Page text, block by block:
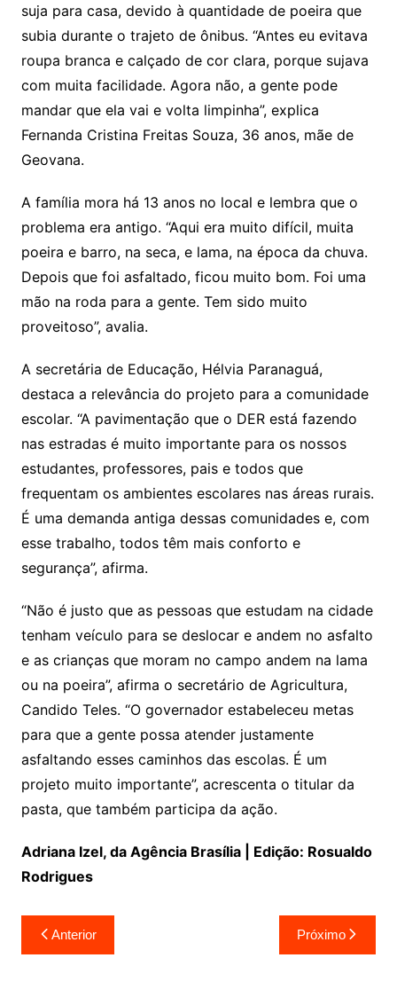
suja para casa, devido à quantidade de poeira que
subia durante o trajeto de ônibus. “Antes eu evitava
roupa branca e calçado de cor clara, porque sujava
com muita facilidade. Agora não, a gente pode
mandar que ela vai e volta limpinha”, explica
Fernanda Cristina Freitas Souza, 36 anos, mãe de
Geovana.
A família mora há 13 anos no local e lembra que o
problema era antigo. “Aqui era muito difícil, muita
poeira e barro, na seca, e lama, na época da chuva.
Depois que foi asfaltado, ficou muito bom. Foi uma
mão na roda para a gente. Tem sido muito
proveitoso”, avalia.
A secretária de Educação, Hélvia Paranaguá,
destaca a relevância do projeto para a comunidade
escolar. “A pavimentação que o DER está fazendo
nas estradas é muito importante para os nossos
estudantes, professores, pais e todos que
frequentam os ambientes escolares nas áreas rurais.
É uma demanda antiga dessas comunidades e, com
esse trabalho, todos têm mais conforto e
segurança”, afirma.
“Não é justo que as pessoas que estudam na cidade
tenham veículo para se deslocar e andem no asfalto
e as crianças que moram no campo andem na lama
ou na poeira”, afirma o secretário de Agricultura,
Candido Teles. “O governador estabeleceu metas
para que a gente possa atender justamente
asfaltando esses caminhos das escolas. É um
projeto muito importante”, acrescenta o titular da
pasta, que também participa da ação.
Adriana Izel, da Agência Brasília | Edição: Rosualdo
Rodrigues
Navegação
de
Anterior Próximo